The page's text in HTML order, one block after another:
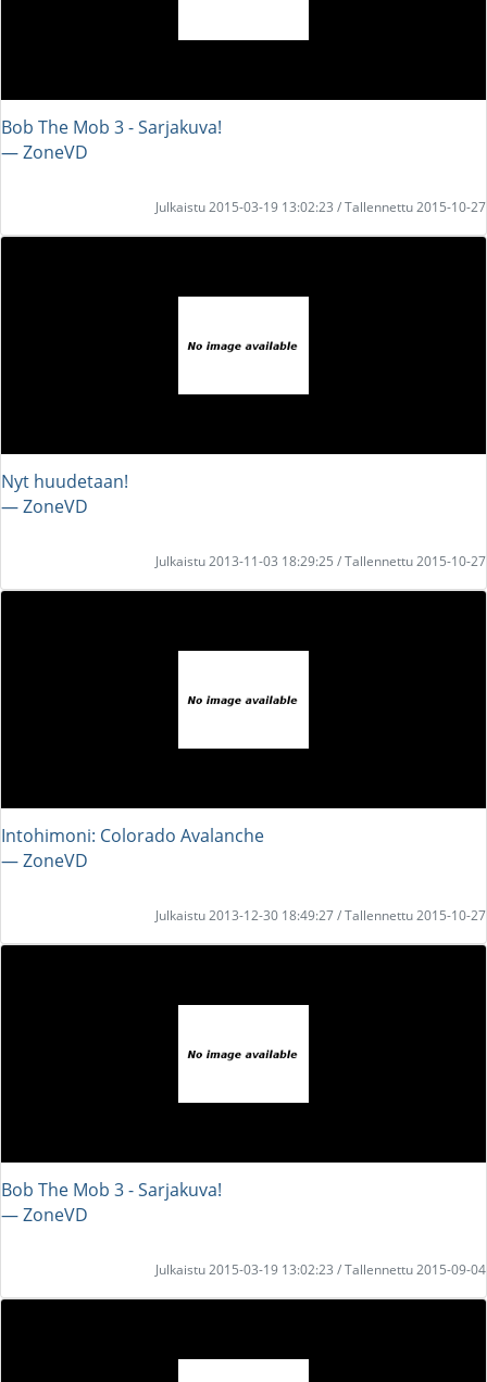
Bob The Mob 3 - Sarjakuva!
― ZoneVD
Julkaistu 2015-03-19 13:02:23 / Tallennettu 2015-10-27
Nyt huudetaan!
― ZoneVD
Julkaistu 2013-11-03 18:29:25 / Tallennettu 2015-10-27
Intohimoni: Colorado Avalanche
― ZoneVD
Julkaistu 2013-12-30 18:49:27 / Tallennettu 2015-10-27
Bob The Mob 3 - Sarjakuva!
― ZoneVD
Julkaistu 2015-03-19 13:02:23 / Tallennettu 2015-09-04